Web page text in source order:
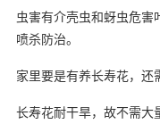
虫害有介壳虫和蚜虫危
喷杀防治。
家里要是有养长寿花，还
长寿花耐干旱，故不需大